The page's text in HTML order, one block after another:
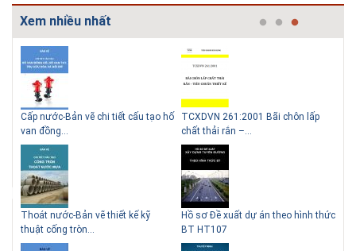
Lý do nên sử dụng gạch block
để xây nhà
Thiết kế nhà siêu nhỏ độc đáo
Xem nhiều nhất
Cấp nước-Bản vẽ chi tiết cấu tạo hố
van đồng...
Thoát nước-Bản vẽ thiết kế kỹ
thuật cống tròn...
TCXDVN 261:2001 Bãi chôn lấp
chất thải rắn –...
Hồ sơ Đề xuất dự án theo hình thức
BT HT107